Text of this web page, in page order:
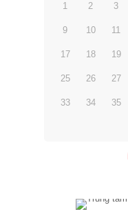
1 2 3
9 10 11
17 18 19
25 26 27
33 34 35